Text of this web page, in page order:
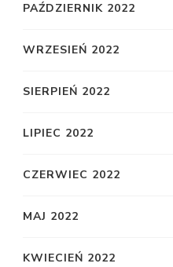
PAŹDZIERNIK 2022
WRZESIEŃ 2022
SIERPIEŃ 2022
LIPIEC 2022
CZERWIEC 2022
MAJ 2022
KWIECIEŃ 2022